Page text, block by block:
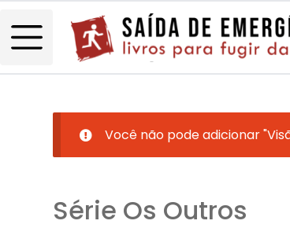
Você não pode adicionar
Série Os Outros